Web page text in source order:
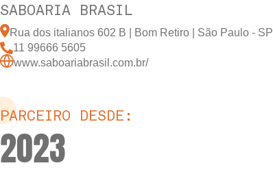
SABOARIA BRASIL
Rua dos italianos 602 B | Bom Retiro | São Paulo - SP
11 99666 5605
www.saboariabrasil.com.br/
PARCEIRO DESDE:
2023